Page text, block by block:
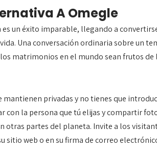
A Omegle
un éxito imparable, llegando a
Una conversación ordinaria sobre un
los matrimonios en el mundo sean frutos de
mantienen privadas y no tienes que
con la persona que tú elijas y compartir
partes del planeta. Invite a los
sitio web o en su firma de correo